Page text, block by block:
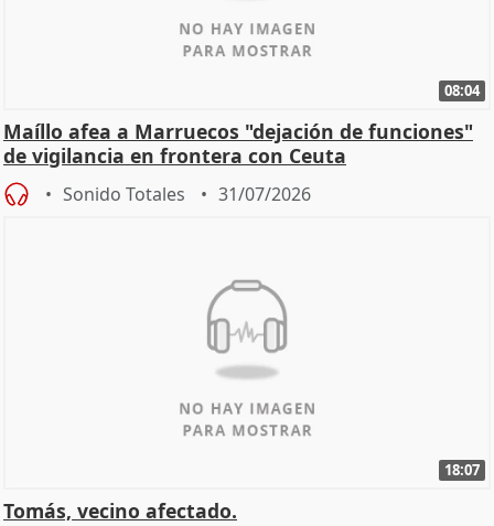
08:04
Maíllo afea a Marruecos "dejación de funciones"
de vigilancia en frontera con Ceuta
Sonido Totales 31/07/2026
18:07
Tomás, vecino afectado.